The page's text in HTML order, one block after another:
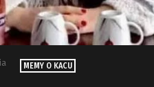
MEMY O KACU